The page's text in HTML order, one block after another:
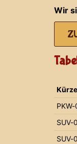
Wir
PKW-
SUV-
SUV-